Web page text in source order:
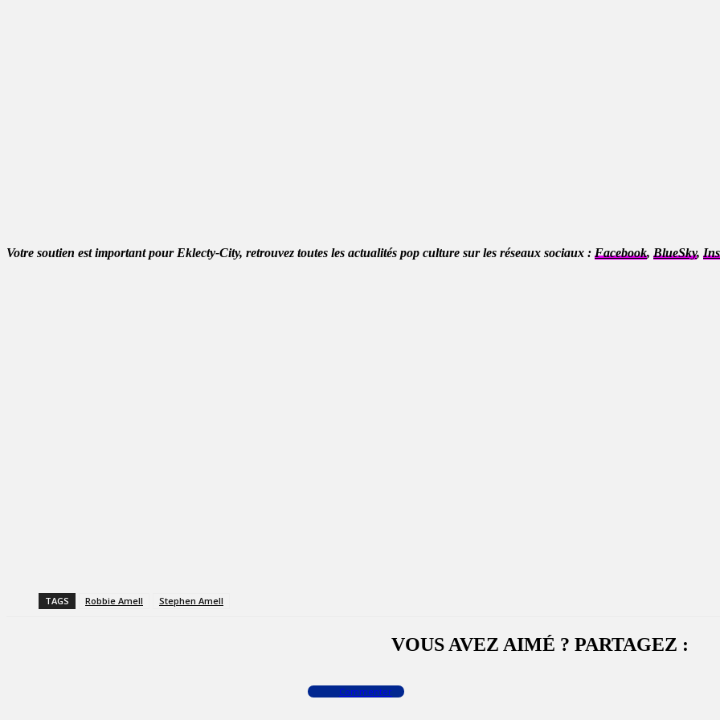
Votre soutien est important pour Eklecty-City, retrouvez toutes les actualités pop culture sur les réseaux sociaux : Facebook, BlueSky,
TAGS Robbie Amell Stephen Amell
VOUS AVEZ AIMÉ ? PARTAGEZ :
Commenter